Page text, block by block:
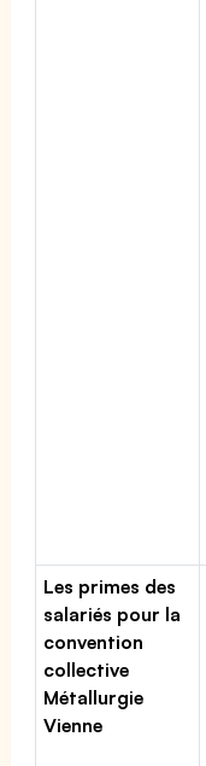
Les primes des
salariés pour la
convention
collective
Métallurgie
Vienne